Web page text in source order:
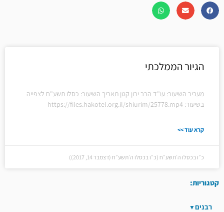
הגיור הממלכתי
מעביר השיעור: עו"ד הרב ירון קטן תאריך השיעור: כסלו תשע"ח לצפייה
בשיעור: https://files.hakotel.org.il/shiurim/25778.mp4
קרא עוד >>
כ״ו בכסלו ה׳תשע״ח (כ״ו בכסלו ה׳תשע״ח (דצמבר 14, 2017))
קטגוריות:
רבנים